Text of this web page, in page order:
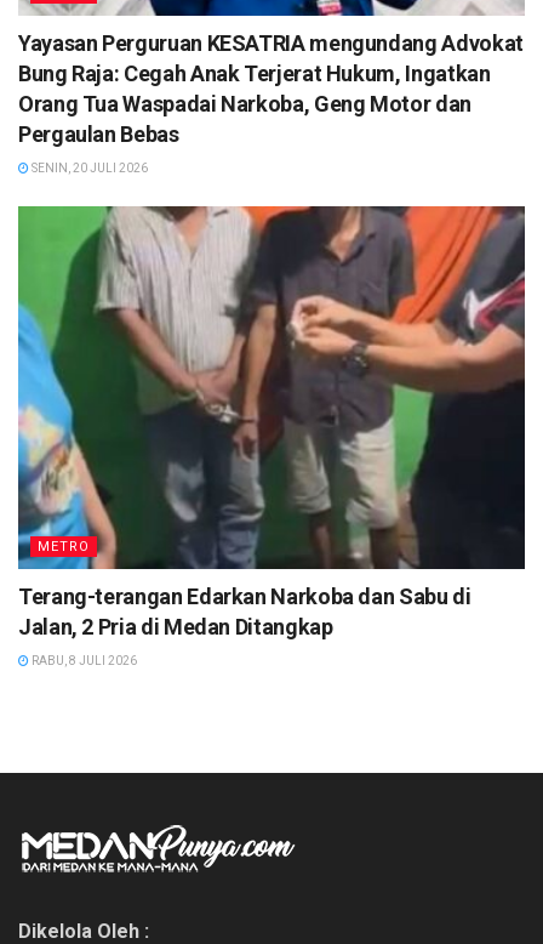
Yayasan Perguruan KESATRIA mengundang Advokat
Bung Raja: Cegah Anak Terjerat Hukum, Ingatkan
Orang Tua Waspadai Narkoba, Geng Motor dan
Pergaulan Bebas
SENIN, 20 JULI 2026
METRO
Terang-terangan Edarkan Narkoba dan Sabu di
Jalan, 2 Pria di Medan Ditangkap
RABU, 8 JULI 2026
Dikelola Oleh :